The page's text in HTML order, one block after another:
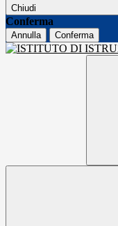
Chiudi
Conferma
Annulla Conferma